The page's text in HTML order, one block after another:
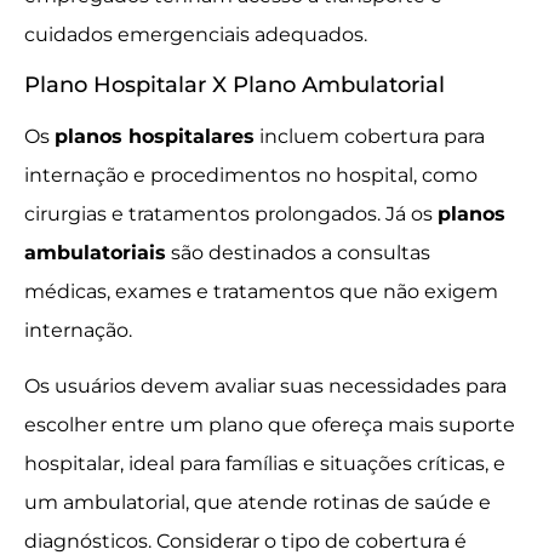
cuidados emergenciais adequados.
Plano Hospitalar X Plano Ambulatorial
Os planos hospitalares incluem cobertura para
internação e procedimentos no hospital, como
cirurgias e tratamentos prolongados. Já os planos
ambulatoriais são destinados a consultas
médicas, exames e tratamentos que não exigem
internação.
Os usuários devem avaliar suas necessidades para
escolher entre um plano que ofereça mais suporte
hospitalar, ideal para famílias e situações críticas, e
um ambulatorial, que atende rotinas de saúde e
diagnósticos. Considerar o tipo de cobertura é